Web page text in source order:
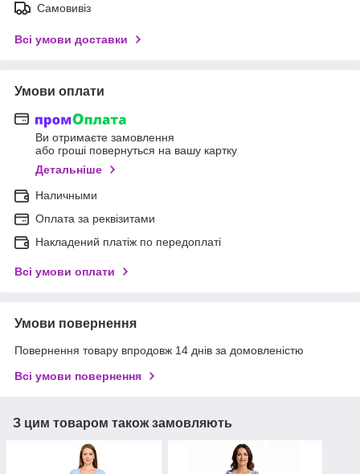
Самовивіз
Всі умови доставки
Умови оплати
Ви отримаєте замовлення
або гроші повернуться на вашу картку
Детальніше
Наличными
Оплата за реквізитами
Накладений платіж по передоплаті
Всі умови оплати
Умови повернення
Повернення товару впродовж 14 днів за домовленістю
Всі умови повернення
З цим товаром також замовляють